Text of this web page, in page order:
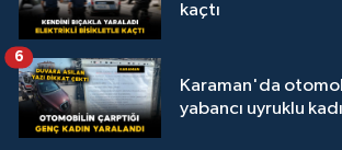
kaçtı
Karaman'da
yabancı uyruklu
6